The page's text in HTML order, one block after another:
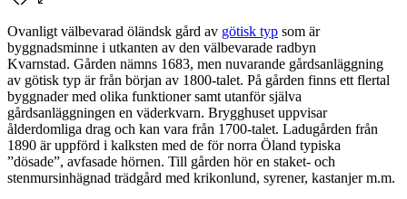
Ovanligt välbevarad öländsk gård av götisk typ som är
byggnadsminne i utkanten av den välbevarade radbyn
Kvarnstad. Gården nämns 1683, men nuvarande gårdsanläggning
av götisk typ är från början av 1800-talet. På gården finns ett flertal
byggnader med olika funktioner samt utanför själva
gårdsanläggningen en väderkvarn. Brygghuset uppvisar
ålderdomliga drag och kan vara från 1700-talet. Ladugården från
1890 är uppförd i kalksten med de för norra Öland typiska
”dösade”, avfasade hörnen. Till gården hör en staket- och
stenmursinhägnad trädgård med krikonlund, syrener, kastanjer m.m.